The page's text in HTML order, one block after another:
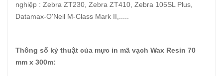
nghiệp : Zebra ZT230, Zebra ZT410, Zebra 105SL Plus,
Datamax-O'Neil M-Class Mark II,.....
Thông số kỷ thuật của mực in mã vạch Wax Resin 70
mm x 300m: